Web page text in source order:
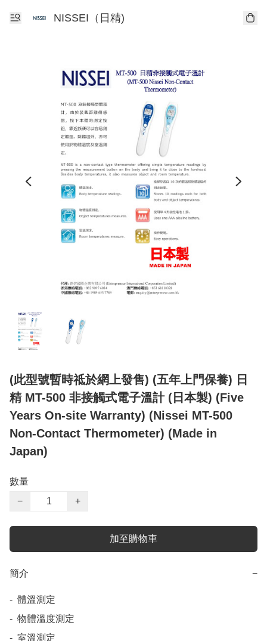
NISSEI（日精)
(此型號暫時祗於網上發售) (五年上門保養) 日
精 MT-500 非接觸式電子溫計 (日本製) (Five
Years On-site Warranty) (Nissei MT-500
Non-Contact Thermometer) (Made in
Japan)
數量
−
+
加至購物車
簡介 −
-  體溫測定
-  物體溫度測定
-  室溫測定